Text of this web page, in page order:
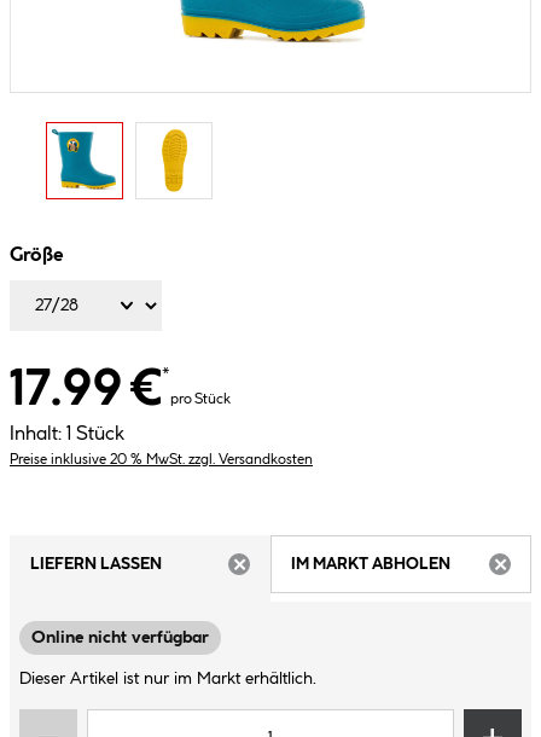
Größe
17.99 €*
pro Stück
Inhalt: 1 Stück
Preise inklusive 20 % MwSt. zzgl. Versandkosten
LIEFERN LASSEN
IM MARKT ABHOLEN
Online nicht verfügbar
Dieser Artikel ist nur im Markt erhältlich.